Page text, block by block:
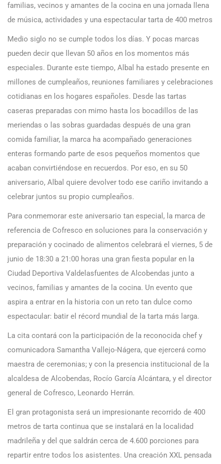
familias, vecinos y amantes de la cocina en una jornada llena
de música, actividades y una espectacular tarta de 400 metros
Medio siglo no se cumple todos los días. Y pocas marcas
pueden decir que llevan 50 años en los momentos más
especiales. Durante este tiempo, Albal ha estado presente en
millones de cumpleaños, reuniones familiares y celebraciones
cotidianas en los hogares españoles. Desde las tartas
caseras preparadas con mimo hasta los bocadillos de las
meriendas o las sobras guardadas después de una gran
comida familiar, la marca ha acompañado generaciones
enteras formando parte de esos pequeños momentos que
acaban convirtiéndose en recuerdos. Por eso, en su 50
aniversario, Albal quiere devolver todo ese cariño invitando a
celebrar juntos su propio cumpleaños.
Para conmemorar este aniversario tan especial, la marca de
referencia de Cofresco en soluciones para la conservación y
preparación y cocinado de alimentos celebrará el viernes, 5 de
junio de 18:30 a 21:00 horas una gran fiesta popular en la
Ciudad Deportiva Valdelasfuentes de Alcobendas junto a
vecinos, familias y amantes de la cocina. Un evento que
aspira a entrar en la historia con un reto tan dulce como
espectacular: batir el récord mundial de la tarta más larga.
La cita contará con la participación de la reconocida chef y
comunicadora Samantha Vallejo-Nágera, que ejercerá como
maestra de ceremonias; y con la presencia institucional de la
alcaldesa de Alcobendas, Rocío García Alcántara, y el director
general de Cofresco, Leonardo Herrán.
El gran protagonista será un impresionante recorrido de 400
metros de tarta continua que se instalará en la localidad
madrileña y del que saldrán cerca de 4.600 porciones para
repartir entre todos los asistentes. Una creación XXL pensada